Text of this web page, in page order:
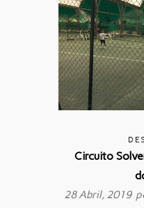
Circuito
28 Abril, 2019